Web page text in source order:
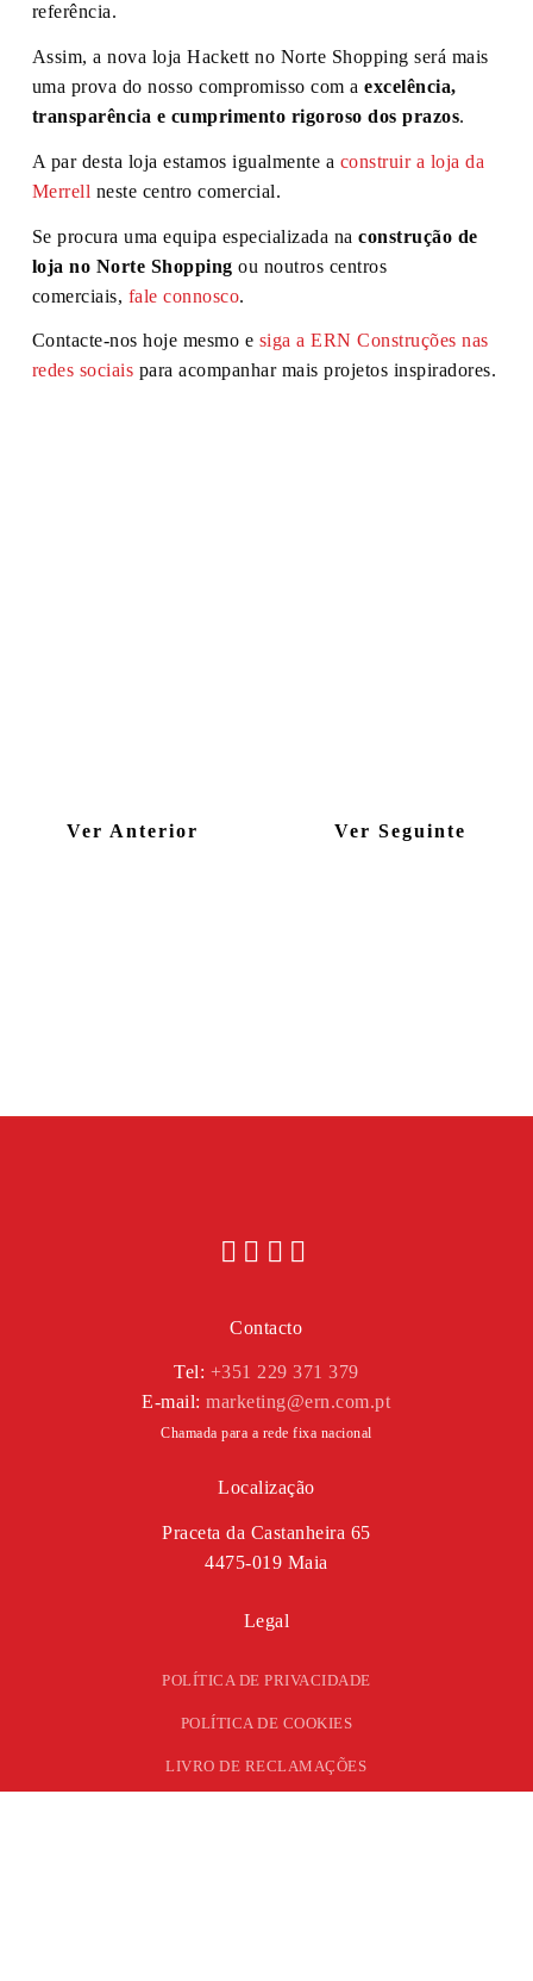
referência.
Assim, a nova loja Hackett no Norte Shopping será mais
uma prova do nosso compromisso com aexcelência,
transparência e cumprimento rigoroso dos prazos.
A par desta loja estamos igualmente a construir a loja da
Merrell neste centro comercial.
Se procura uma equipa especializada naconstrução de
loja no Norte Shopping ou noutros centros
comerciais, fale connosco.
Contacte-nos hoje mesmo e siga a ERN Construções nas
redes sociais para acompanhar mais projetos inspiradores.
Ver Anterior Ver Seguinte
Contacto
Tel: +351 229 371 379
E-mail:marketing@ern.com.pt
Chamada para a rede fixa nacional
Localização
Praceta da Castanheira 65
4475-019 Maia
Legal
POLÍTICA DE PRIVACIDADE
POLÍTICA DE COOKIES
LIVRO DE RECLAMAÇÕES